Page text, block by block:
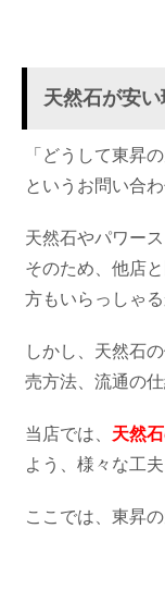
天然石が安
「どうして東昇
というお問い合
天然石やパワー
そのため、他店
方もいらっしゃ
しかし、天然石
売方法、流通の
当店では、 天然
よう、様々な工
ここでは、東昇